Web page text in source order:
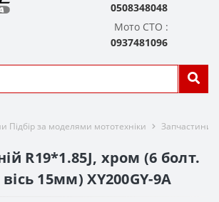
0508348048
Мото СТО :
0937481096
Підбір за моделями мототехніки Запчастини
R19*1.85J, хром (6 болт.
15мм) XY200GY-9A